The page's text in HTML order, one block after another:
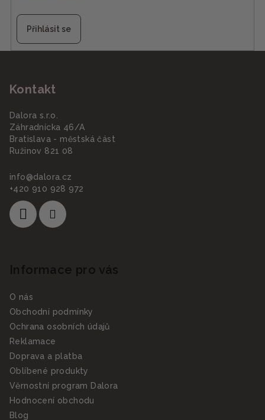
Přihlásit se
Kontakt
Dalora s.r.o.
Záhradnícka 46/A
Bratislava - městská část
Ružinov 821 08
info@dalora.cz
+420 910 928 972
Informace pro vás
O nás
Obchodní podmínky
Ochrana osobních údajů
Reklamace
Doprava a platba
Oblíbené produkty
Věrnostní program Dalora
Hodnocení obchodu
Blog